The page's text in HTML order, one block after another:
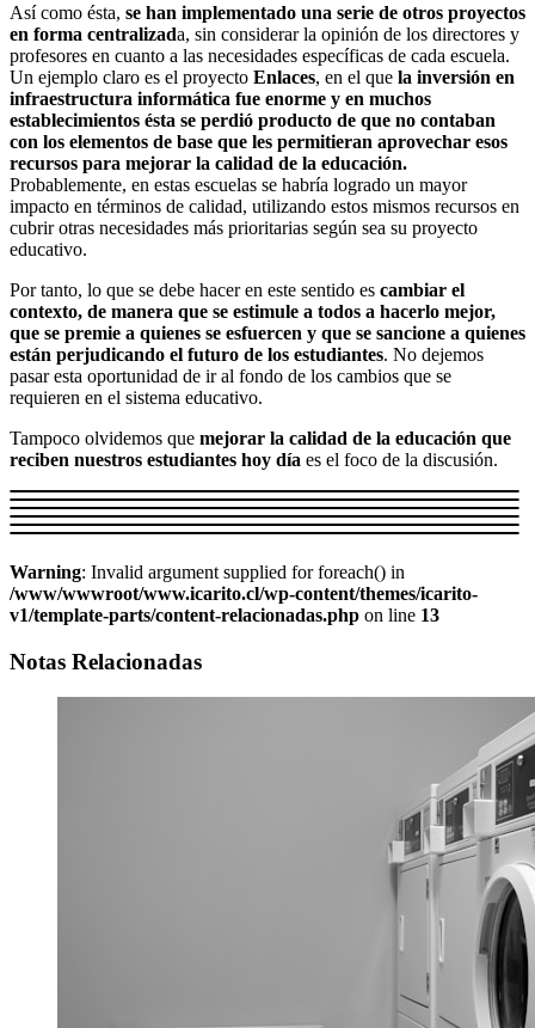
Así como ésta, se han implementado una serie de otros proyectos
en forma centralizada, sin considerar la opinión de los directores y
profesores en cuanto a las necesidades específicas de cada escuela.
Un ejemplo claro es el proyecto Enlaces, en el que la inversión en
infraestructura informática fue enorme y en muchos
establecimientos ésta se perdió producto de que no contaban
con los elementos de base que les permitieran aprovechar esos
recursos para mejorar la calidad de la educación.
Probablemente, en estas escuelas se habría logrado un mayor
impacto en términos de calidad, utilizando estos mismos recursos en
cubrir otras necesidades más prioritarias según sea su proyecto
educativo.
Por tanto, lo que se debe hacer en este sentido es cambiar el
contexto, de manera que se estimule a todos a hacerlo mejor,
que se premie a quienes se esfuercen y que se sancione a quienes
están perjudicando el futuro de los estudiantes. No dejemos
pasar esta oportunidad de ir al fondo de los cambios que se
requieren en el sistema educativo.
Tampoco olvidemos que mejorar la calidad de la educación que
reciben nuestros estudiantes hoy día es el foco de la discusión.
Warning: Invalid argument supplied for foreach() in
/www/wwwroot/www.icarito.cl/wp-content/themes/icarito-
v1/template-parts/content-relacionadas.php on line 13
Notas Relacionadas